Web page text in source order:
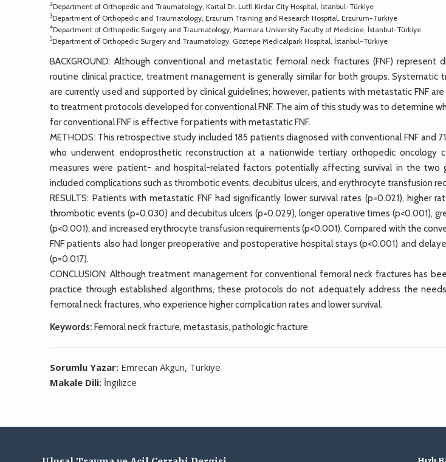
2Department of Orthopedic and Traumatology, Kartal Dr. Lutfi Kirdar City Hospital, İstanbul-Türkiye
3Department of Orthopedic and Traumatology, Erzurum Training and Research Hospital, Erzurum-Türkiye
4Department of Orthopedic Surgery and Traumatology, Marmara University Faculty of Medicine, İstanbul-Türkiye
5Department of Orthopedic Surgery and Traumatology, Göztepe Medicalpark Hospital, İstanbul-Türkiye
BACKGROUND: Although conventional and metastatic femoral neck fractures (FNF) represent
routine clinical practice, treatment management is generally similar for both groups. Systematic
are currently used and supported by clinical guidelines; however, patients with metastatic FNF
to treatment protocols developed for conventional FNF. The aim of this study was to determine
for conventional FNF is effective for patients with metastatic FNF.
METHODS: This retrospective study included 185 patients diagnosed with conventional FNF and
who underwent endoprosthetic reconstruction at a nationwide tertiary orthopedic oncology
measures were patient- and hospital-related factors potentially affecting survival in the two
included complications such as thrombotic events, decubitus ulcers, and erythrocyte transfusion
RESULTS: Patients with metastatic FNF had significantly lower survival rates (p=0.021), higher
thrombotic events (p=0.030) and decubitus ulcers (p=0.029), longer operative times (p<0.001),
(p<0.001), and increased erythrocyte transfusion requirements (p<0.001). Compared with the
FNF patients also had longer preoperative and postoperative hospital stays (p<0.001) and
(p=0.017).
CONCLUSION: Although treatment management for conventional femoral neck fractures has
practice through established algorithms, these protocols do not adequately address the
femoral neck fractures, who experience higher complication rates and lower survival.
Keywords: Femoral neck fracture, metastasis, pathologic fracture
Sorumlu Yazar: Emrecan Akgün, Türkiye
Makale Dili: İngilizce